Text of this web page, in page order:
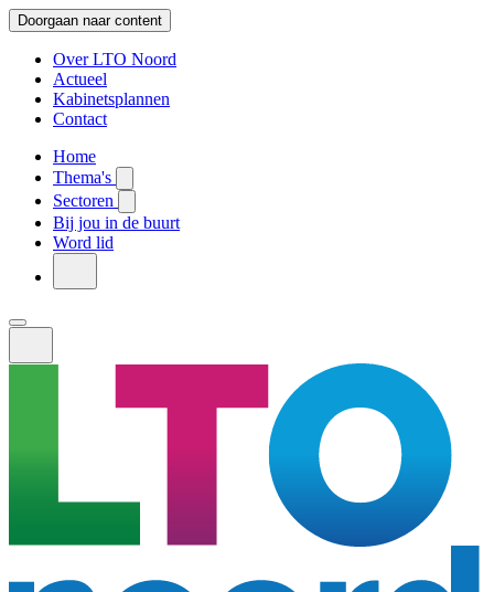
Doorgaan naar content
Over LTO Noord
Actueel
Kabinetsplannen
Contact
Home
Thema's
Sectoren
Bij jou in de buurt
Word lid